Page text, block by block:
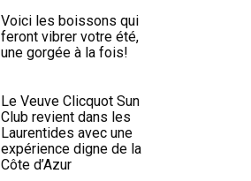
Voici les boissons qui
feront vibrer votre été,
une gorgée à la fois!
Le Veuve Clicquot Sun
Club revient dans les
Laurentides avec une
expérience digne de la
Côte d’Azur